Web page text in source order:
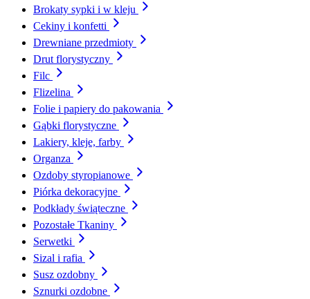
Brokaty sypki i w kleju
Cekiny i konfetti
Drewniane przedmioty
Drut florystyczny
Filc
Flizelina
Folie i papiery do pakowania
Gąbki florystyczne
Lakiery, kleje, farby
Organza
Ozdoby styropianowe
Piórka dekoracyjne
Podkłady świąteczne
Pozostałe Tkaniny
Serwetki
Sizal i rafia
Susz ozdobny
Sznurki ozdobne